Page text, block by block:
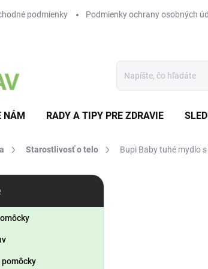
podmienky Podmienky ochrany osobných
NÁM RADY A TIPY PRE ZDRAVIE
Starostlivosť o telo Bupi Baby tuhé mydlo